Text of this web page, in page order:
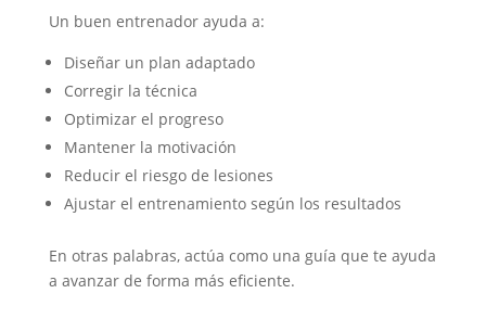
Un buen entrenador ayuda a:
Diseñar un plan adaptado
Corregir la técnica
Optimizar el progreso
Mantener la motivación
Reducir el riesgo de lesiones
Ajustar el entrenamiento según los resultados
En otras palabras, actúa como una guía que te ayuda
a avanzar de forma más eficiente.